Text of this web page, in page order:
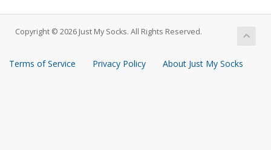
Copyright © 2026 Just My Socks. All Rights Reserved.
Terms of Service Privacy Policy About Just My Socks